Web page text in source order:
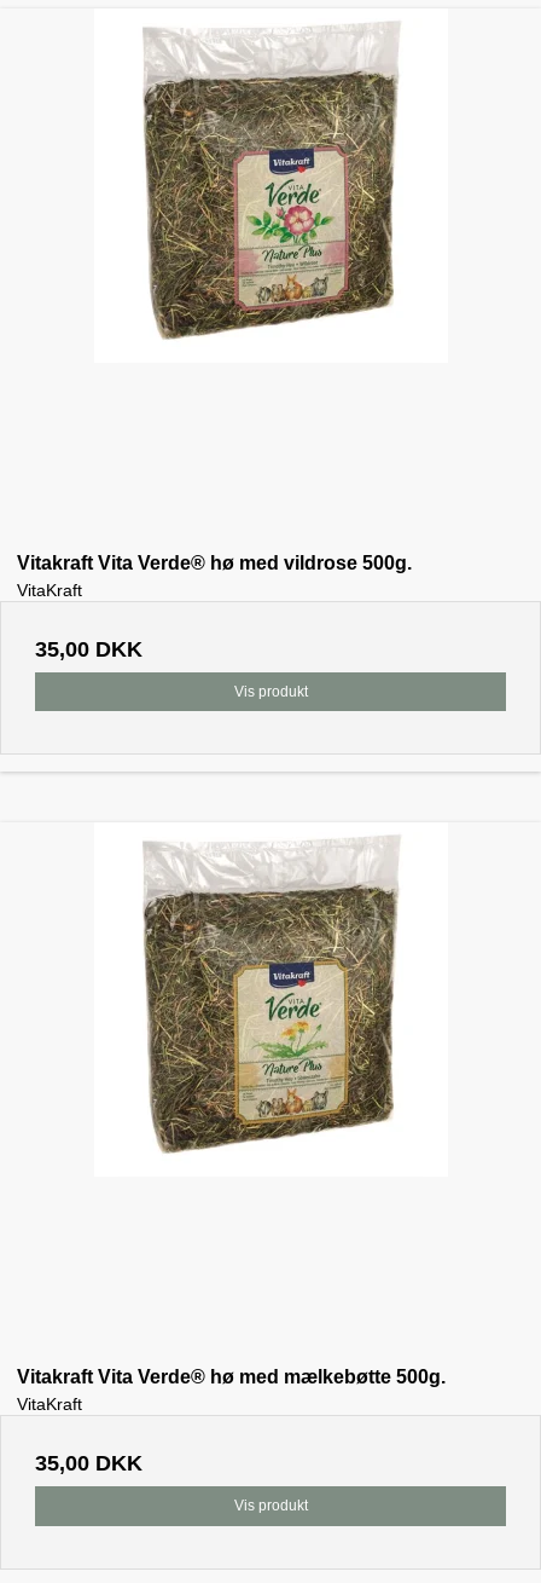
Vitakraft Vita Verde® hø med vildrose 500g.
VitaKraft
35,00 DKK
Vis produkt
Vitakraft Vita Verde® hø med mælkebøtte 500g.
VitaKraft
35,00 DKK
Vis produkt